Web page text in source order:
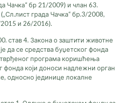
Чачка“ бр 21/2009) и члан 63.
града Чачка“ бр.3/2008,
и 26/2016).
став 4. Закона о заштити животне
да се средства буџетског фонда
програма коришћења
фонда који доноси надлежни орган
односно јединице локалне